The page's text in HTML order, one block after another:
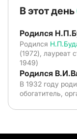
В этот день
Родился
Родился
(1972), лауреат
1949)
Родился
В 1932 году
обогатитель,